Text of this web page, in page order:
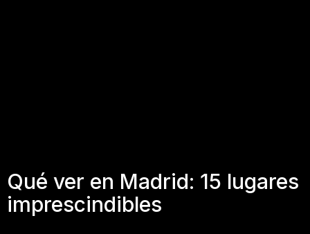
Qué ver en Madrid: 15 lugares
imprescindibles